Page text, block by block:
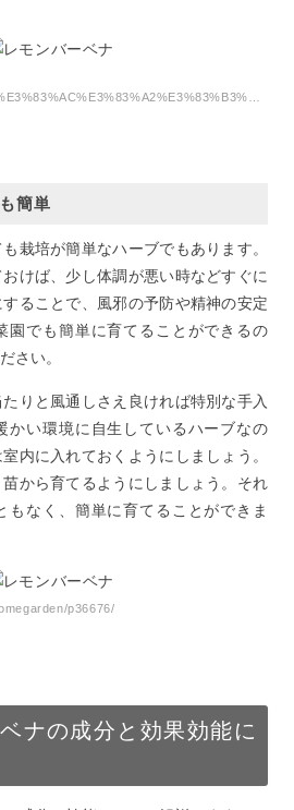
簡単
栽培が簡単なハーブでもあります。
けば、少し体調が悪い時などすぐに
ることで、風邪の予防や精神の安定
園でも簡単に育てることができるの
さい。
りと風通しさえ良ければ特別な手入
かい環境に自生しているハーブなの
内に入れておくようにしましょう。
から育てるようにしましょう。それ
もなく、簡単に育てることができま
p36676/
ナの成分と効果効能に